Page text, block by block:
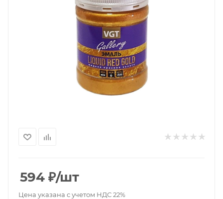
594 ₽/шт
Цена указана с учетом НДС 22%